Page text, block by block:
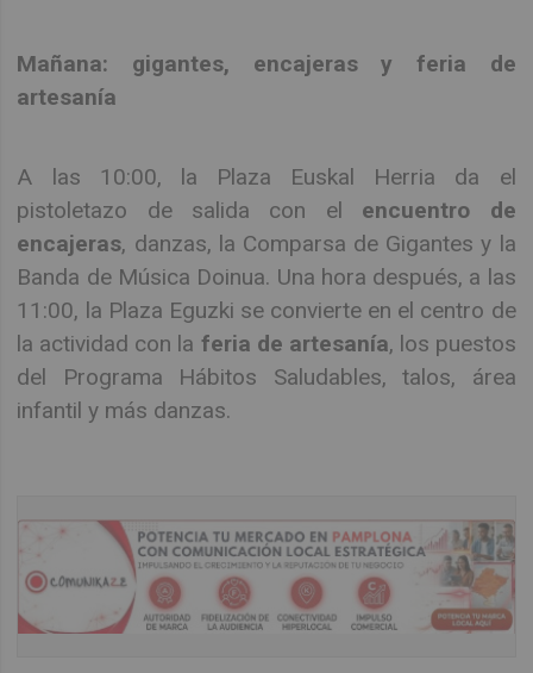
Mañana: gigantes, encajeras y feria de
artesanía
A las 10:00, la Plaza Euskal Herria da el
pistoletazo de salida con el encuentro de
encajeras, danzas, la Comparsa de Gigantes y la
Banda de Música Doinua. Una hora después, a las
11:00, la Plaza Eguzki se convierte en el centro de
la actividad con la feria de artesanía, los puestos
del Programa Hábitos Saludables, talos, área
infantil y más danzas.